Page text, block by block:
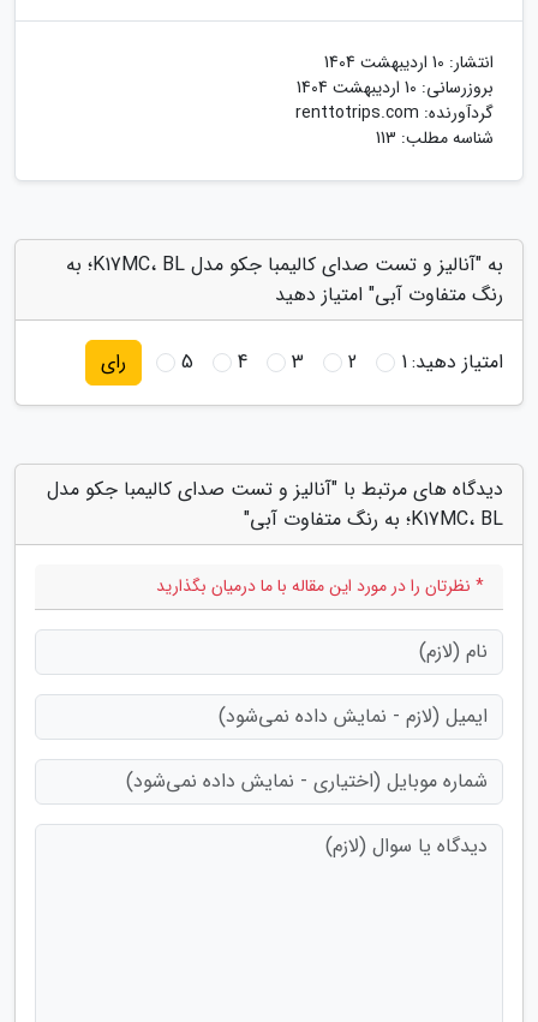
انتشار: 10 اردیبهشت 1404
بروزرسانی: 10 اردیبهشت 1404
گردآورنده: renttotrips.com
شناسه مطلب: 113
به "آنالیز و تست صدای کالیمبا جکو مدل K17MC، BL؛ به
رنگ متفاوت آبی" امتیاز دهید
امتیاز دهید:1
2
3
4
5 رای
دیدگاه های مرتبط با "آنالیز و تست صدای کالیمبا جکو مدل
K17MC، BL؛ به رنگ متفاوت آبی"
* نظرتان را در مورد این مقاله با ما درمیان بگذارید